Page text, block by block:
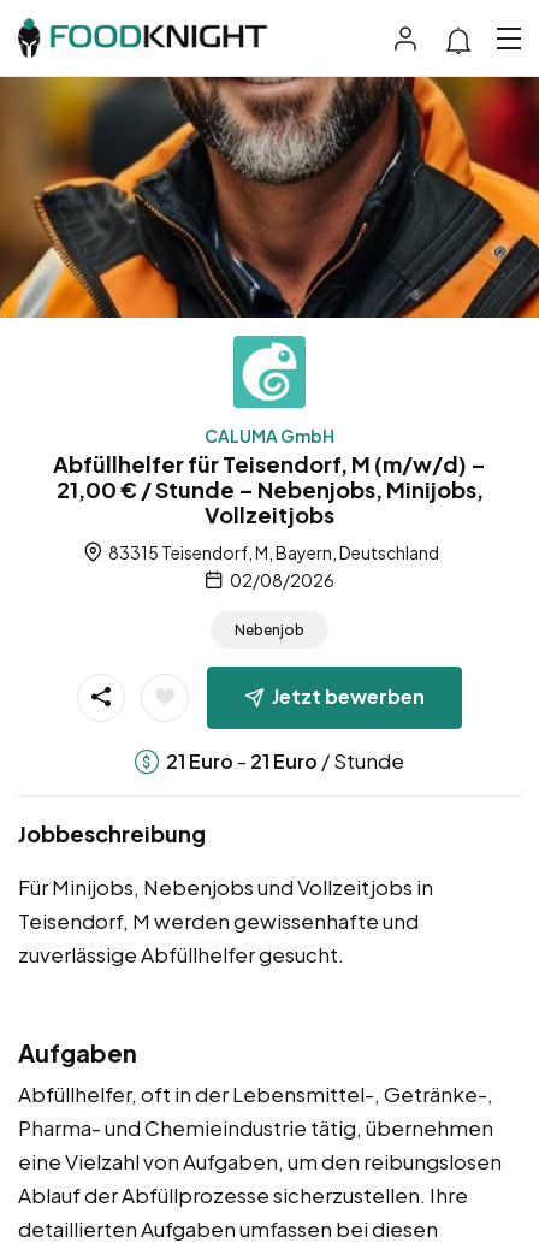
CALUMA GmbH
Abfüllhelfer für Teisendorf, M (m/w/d) –
21,00 € / Stunde – Nebenjobs, Minijobs,
Vollzeitjobs
83315 Teisendorf, M, Bayern, Deutschland
02/08/2026
Nebenjob
Jetzt bewerben
21 Euro - 21 Euro / Stunde
Jobbeschreibung
Für Minijobs, Nebenjobs und Vollzeitjobs in
Teisendorf, M werden gewissenhafte und
zuverlässige Abfüllhelfer gesucht.
Aufgaben
Abfüllhelfer, oft in der Lebensmittel-, Getränke-,
Pharma- und Chemieindustrie tätig, übernehmen
eine Vielzahl von Aufgaben, um den reibungslosen
Ablauf der Abfüllprozesse sicherzustellen. Ihre
detaillierten Aufgaben umfassen bei diesen